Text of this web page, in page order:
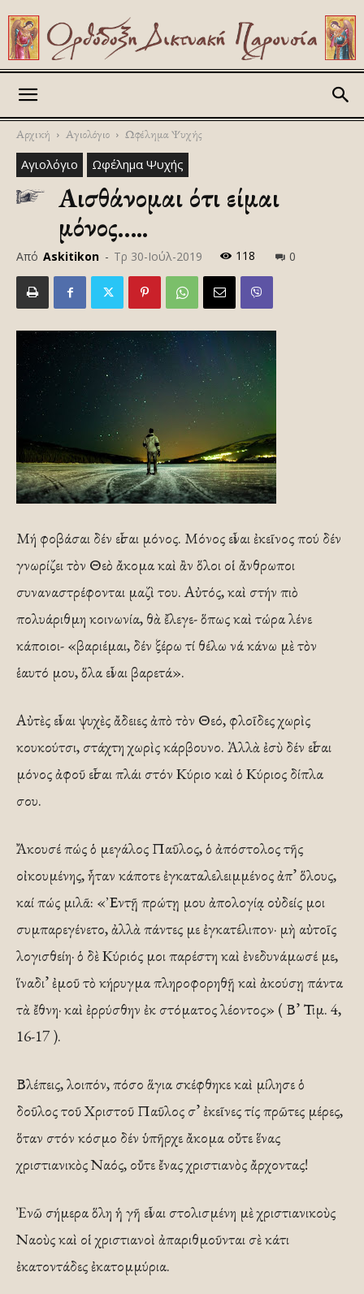
Αρχική Αγιολόγιο Ωφέλημα Ψυχής
Αγιολόγιο Ωφέλημα Ψυχής
Αισθάνομαι ότι είμαι
μόνος…..
Από Askitikon - Τρ 30-Ιούλ-2019 118 0
Μή φοβάσαι δέν εἶσαι μόνος. Μόνος εἶναι ἐκεῖνος πού δέν
γνωρίζει τὸν Θεὸ ἄκομα καὶ ἂν ὅλοι οἱ ἄνθρωποι
συναναστρέφονται μαζὶ του. Αὐτός, καὶ στήν πιὸ
πολυάριθμη κοινωνία, θὰ ἔλεγε- ὅπως καὶ τώρα λένε
κάποιοι- «βαριέμαι, δέν ξέρω τί θέλω νά κάνω μὲ τὸν
ἑαυτό μου, ὅλα εἶναι βαρετά».
Αὐτὲς εἶναι ψυχὲς ἄδειες ἀπὸ τὸν Θεό, φλοῖδες χωρὶς
κουκούτσι, στάχτη χωρὶς κάρβουνο. Ἀλλὰ ἐσὺ δέν εἶσαι
μόνος ἀφοῦ εἶσαι πλάι στόν Κύριο καὶ ὁ Κύριος δίπλα
σου.
Ἄκουσέ πώς ὁ μεγάλος Παῦλος, ὁ ἀπόστολος τῆς
οἰκουμένης, ἦταν κάποτε ἐγκαταλελειμμένος ἀπ’ ὅλους,
καί πώς μιλᾶ: «᾿Εντῇ πρώτῃ μου ἀπολογίᾳ οὐδείς μοι
συμπαρεγένετο, ἀλλὰ πάντες με ἐγκατέλιπον· μὴ αὐτοῖς
λογισθείη· ὁ δὲ Κύριός μοι παρέστη καὶ ἐνεδυνάμωσέ με,
ἵναδι’ ἐμοῦ τὸ κήρυγμα πληροφορηθῇ καὶ ἀκούσῃ πάντα
τὰ ἔθνη· καὶ ἐρρύσθην ἐκ στόματος λέοντος» ( Β’ Τιμ. 4,
16-17 ).
Βλέπεις, λοιπόν, πόσο ἅγια σκέφθηκε καὶ μίλησε ὁ
δοῦλος τοῦ Χριστοῦ Παῦλος σ’ ἐκεῖνες τίς πρῶτες μέρες,
ὅταν στόν κόσμο δέν ὑπῆρχε ἄκομα οὔτε ἕνας
χριστιανικὸς Ναός, οὔτε ἔνας χριστιανὸς ἄρχοντας!
Ἐνῶ σήμερα ὅλη ἡ γῆ εἶναι στολισμένη μὲ χριστιανικοὺς
Ναοὺς καὶ οἱ χριστιανοὶ ἀπαριθμοῦνται σὲ κάτι
ἐκατοντάδες ἐκατομμύρια.